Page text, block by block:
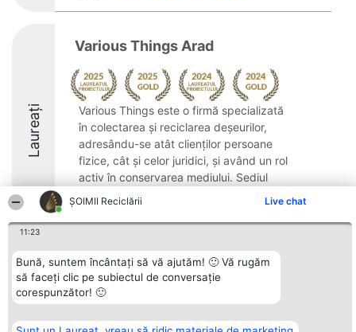
ȘOIMII Reciclării Live chat
11:23
Bună, suntem încântați să vă ajutăm! 🙂 Vă rugăm
să faceți clic pe subiectul de conversație
corespunzător! 🙂
Laureați
Various Things Arad
Various Things este o firmă specializată
în colectarea și reciclarea deșeurilor,
adresându-se atât clienților persoane
fizice, cât și celor juridici, și având un rol
activ în conservarea mediului. Sediul
9.7
Organizator Ranking
BRIGHT SOLUTIONS BR SRL
Aleea Timisul De Sus 2 Bl. A30
București
Plebiscyt
Lista Tuturor
Reguli